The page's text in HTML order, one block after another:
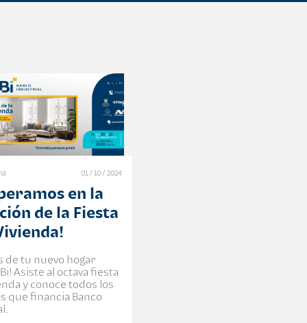
01 / 10 / 2024
en la
de la Fiesta
de tu nuevo hogar
Asiste al octava fiesta
y conoce todos los
que financia Banco